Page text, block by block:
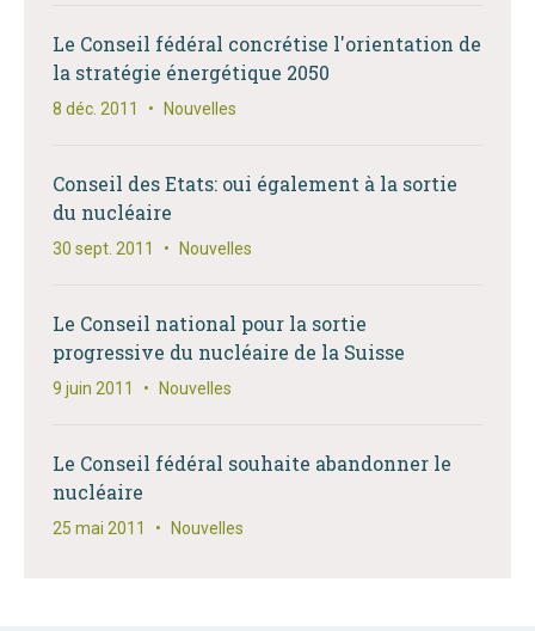
Le Conseil fédéral concrétise l'orientation de
la stratégie énergétique 2050
8 déc. 2011 • Nouvelles
Conseil des Etats: oui également à la sortie
du nucléaire
30 sept. 2011 • Nouvelles
Le Conseil national pour la sortie
progressive du nucléaire de la Suisse
9 juin 2011 • Nouvelles
Le Conseil fédéral souhaite abandonner le
nucléaire
25 mai 2011 • Nouvelles